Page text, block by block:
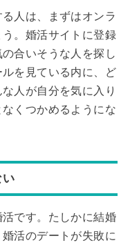
人は、まずはオンラ
。婚活サイトに登録
合いそうな人を探し
を見ている内に、ど
人が自分を気に入り
くつかめるようにな
い
です。たしかに結婚
活のデートが失敗に